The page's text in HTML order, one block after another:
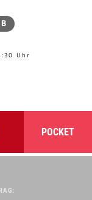
Uhr
POCKET